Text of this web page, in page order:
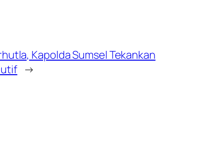
Kapolda Sumsel Tekankan
→